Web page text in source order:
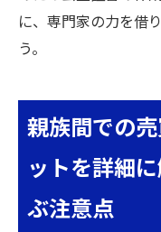
に、専門家の力を借
う。
親族間での
ットを詳細
ぶ注意点